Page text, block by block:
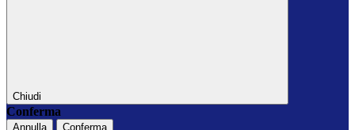
Chiudi
Conferma
Annulla Conferma